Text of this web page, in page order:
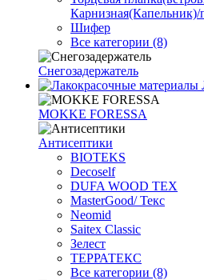
Карнизная(Капельник)/
Шифер
Все категории (8)
Снегозадержатель
MOKKE FORESSA
Антисептики
BIOTEKS
Decoself
DUFA WOOD TEX
MasterGood/ Текс
Neomid
Saitex Classic
Зелест
ТЕРРАТЕКС
Все категории (8)